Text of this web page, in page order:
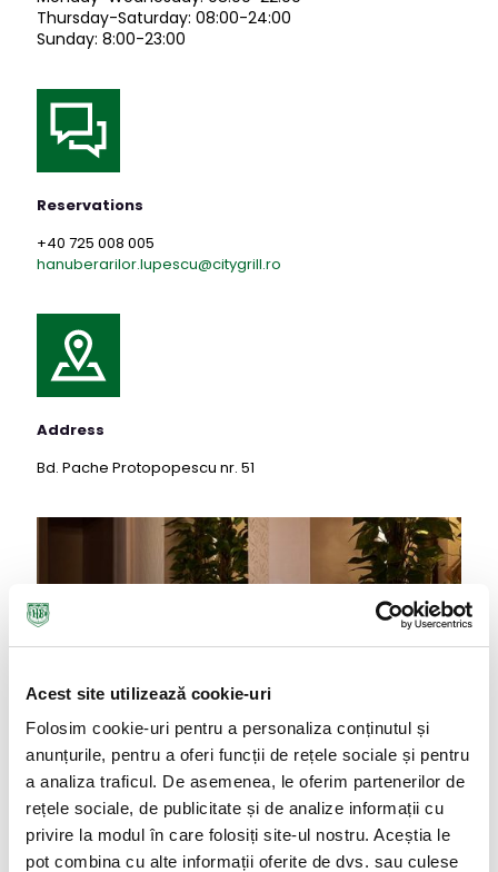
Acest site utilizează cookie-uri
Folosim cookie-uri pentru a personaliza conținutul și
anunțurile, pentru a oferi funcții de rețele sociale și pentru
a analiza traficul. De asemenea, le oferim partenerilor de
rețele sociale, de publicitate și de analize informații cu
privire la modul în care folosiți site-ul nostru. Aceștia le
pot combina cu alte informații oferite de dvs. sau culese
Thursday-Saturday: 08:00-24:00
Sunday: 8:00-23:00
Reservations
+40 725 008 005
hanuberarilor.lupescu@citygrill.ro
Address
Bd. Pache Protopopescu nr. 51